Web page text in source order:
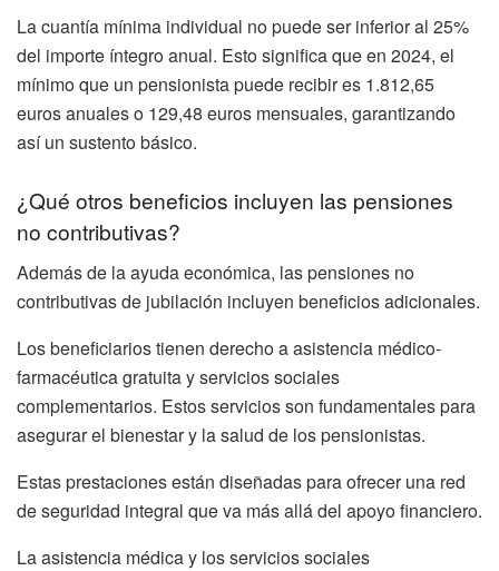
La cuantía mínima individual no puede ser inferior al 25%
del importe íntegro anual. Esto significa que en 2024, el
mínimo que un pensionista puede recibir es 1.812,65
euros anuales o 129,48 euros mensuales, garantizando
así un sustento básico.
¿Qué otros beneficios incluyen las pensiones
no contributivas?
Además de la ayuda económica, las pensiones no
contributivas de jubilación incluyen beneficios adicionales.
Los beneficiarios tienen derecho a asistencia médico-
farmacéutica gratuita y servicios sociales
complementarios. Estos servicios son fundamentales para
asegurar el bienestar y la salud de los pensionistas.
Estas prestaciones están diseñadas para ofrecer una red
de seguridad integral que va más allá del apoyo financiero.
La asistencia médica y los servicios sociales